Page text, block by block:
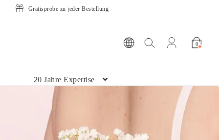
Gratisprobe zu jeder Bestellung
Suche öffnenMein Konto
20 Jahre Expertise
0